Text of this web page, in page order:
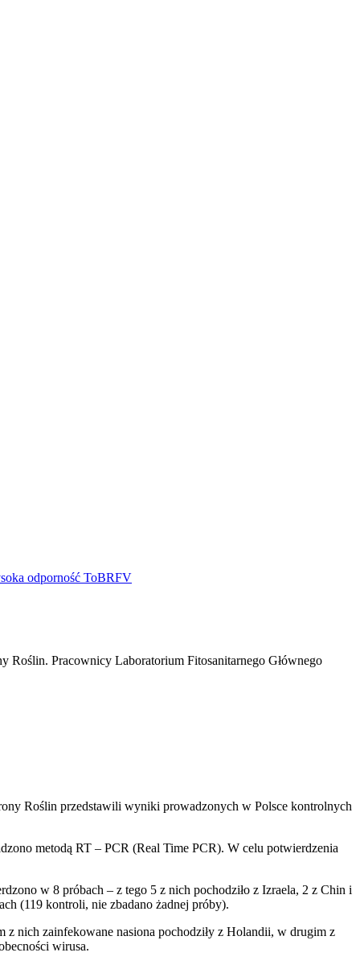
Roślin. Pracownicy Laboratorium Fitosanitarnego Głównego
Roślin przedstawili wyniki prowadzonych w Polsce kontrolnych
metodą RT – PCR (Real Time PCR). W celu potwierdzenia
w 8 próbach – z tego 5 z nich pochodziło z Izraela, 2 z Chin i
(119 kontroli, nie zbadano żadnej próby).
nich zainfekowane nasiona pochodziły z Holandii, w drugim z
wirusa.